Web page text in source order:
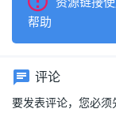
帮助
评论
要发表评论，您必须